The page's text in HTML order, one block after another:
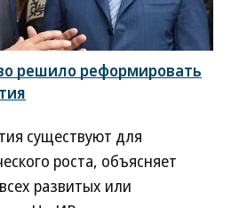
решило реформировать
существуют для
роста, объясняет
развитых или